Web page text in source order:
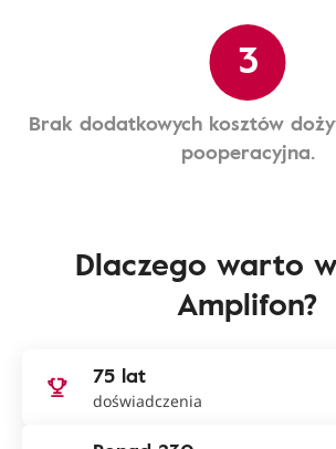
3
Brak dodatkowych kosztów
pooperacyjna.
Dlaczego warto
Amplifon?
75 lat
doświadczenia